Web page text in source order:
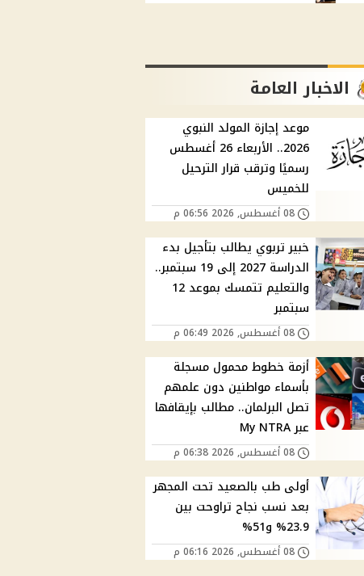
الاخبار العامة
موعد إجازة المولد النبوي
2026.. الأربعاء 26 أغسطس
رسميًا وترقب قرار الترحيل
للخميس
08 أغسطس, 2026 06:56 م
خبير تربوي يطالب بتأجيل بدء
الدراسة 2027 إلى 19 سبتمبر..
والتعليم تتمسك بموعد 12
سبتمبر
08 أغسطس, 2026 06:49 م
أزمة خطوط محمول مسجلة
بأسماء مواطنين دون علمهم
تصل البرلمان.. مطالب بإيقافها
عبر My NTRA
08 أغسطس, 2026 06:38 م
أولى طب بالصعيد تحت المجهر
بعد نسب نجاح تراوحت بين
23.9% و51%
08 أغسطس, 2026 06:16 م